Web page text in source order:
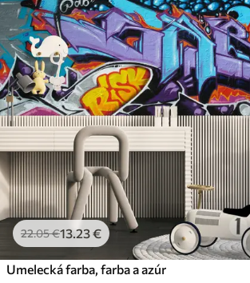
22.05€13.23€
Umelecká farba, farba a azúr